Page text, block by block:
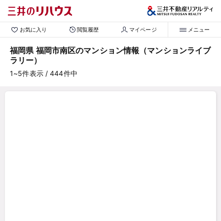
お気に入り 閲覧履歴 マイページ メニュー
福岡県 福岡市南区のマンション情報（マンションライブ
ラリー）
1~5件表示/ 444件中